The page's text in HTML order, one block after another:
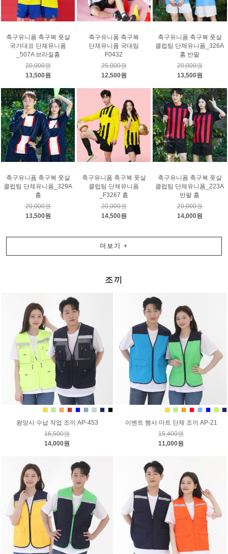
축구유니폼 축구복 풋살
국가대표 단체유니폼
_507A 브라질홈
20,000원
13,500원
축구유니폼 축구복
단체유니폼 국대팀
F0432
25,000원
12,500원
축구유니폼 축구복 풋살
클럽팀 단체유니폼_326A
홈 반팔
20,000원
13,500원
축구유니폼 축구복 풋살
클럽팀 단체유니폼_329A
홈
20,000원
13,500원
축구유니폼 축구복 풋살
클럽팀 단체유니폼
_F3267 홈
20,000원
14,500원
축구유니폼 축구복 풋살
클럽팀 단체유니폼_223A
반팔 홈
20,000원
14,000원
더보기 +
조끼
왕망사 수납 작업 조끼 AP-453
16,500원
14,000원
이벤트 행사 마트 단체 조끼 AP-21
15,400원
11,000원